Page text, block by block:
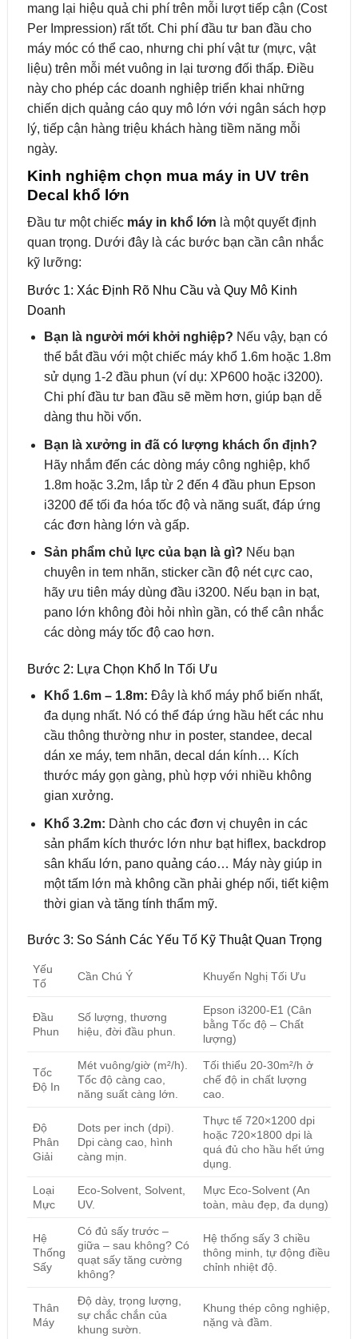
mang lại hiệu quả chi phí trên mỗi lượt tiếp cận (Cost
Per Impression) rất tốt. Chi phí đầu tư ban đầu cho
máy móc có thể cao, nhưng chi phí vật tư (mực, vật
liệu) trên mỗi mét vuông in lại tương đối thấp. Điều
này cho phép các doanh nghiệp triển khai những
chiến dịch quảng cáo quy mô lớn với ngân sách hợp
lý, tiếp cận hàng triệu khách hàng tiềm năng mỗi
ngày.
Kinh nghiệm chọn mua máy in UV trên
Decal khổ lớn
Đầu tư một chiếc máy in khổ lớn là một quyết định
quan trọng. Dưới đây là các bước bạn cần cân nhắc
kỹ lưỡng:
Bước 1: Xác Định Rõ Nhu Cầu và Quy Mô Kinh
Doanh
Bạn là người mới khởi nghiệp? Nếu vậy, bạn có
thể bắt đầu với một chiếc máy khổ 1.6m hoặc 1.8m
sử dụng 1-2 đầu phun (ví dụ: XP600 hoặc i3200).
Chi phí đầu tư ban đầu sẽ mềm hơn, giúp bạn dễ
dàng thu hồi vốn.
Bạn là xưởng in đã có lượng khách ổn định?
Hãy nhắm đến các dòng máy công nghiệp, khổ
1.8m hoặc 3.2m, lắp từ 2 đến 4 đầu phun Epson
i3200 để tối đa hóa tốc độ và năng suất, đáp ứng
các đơn hàng lớn và gấp.
Sản phẩm chủ lực của bạn là gì? Nếu bạn
chuyên in tem nhãn, sticker cần độ nét cực cao,
hãy ưu tiên máy dùng đầu i3200. Nếu bạn in bạt,
pano lớn không đòi hỏi nhìn gần, có thể cân nhắc
các dòng máy tốc độ cao hơn.
Bước 2: Lựa Chọn Khổ In Tối Ưu
Khổ 1.6m – 1.8m: Đây là khổ máy phổ biến nhất,
đa dụng nhất. Nó có thể đáp ứng hầu hết các nhu
cầu thông thường như in poster, standee, decal
dán xe máy, tem nhãn, decal dán kính… Kích
thước máy gọn gàng, phù hợp với nhiều không
gian xưởng.
Khổ 3.2m: Dành cho các đơn vị chuyên in các
sản phẩm kích thước lớn như bạt hiflex, backdrop
sân khấu lớn, pano quảng cáo… Máy này giúp in
một tấm lớn mà không cần phải ghép nối, tiết kiệm
thời gian và tăng tính thẩm mỹ.
Bước 3: So Sánh Các Yếu Tố Kỹ Thuật Quan Trọng
Yếu
Tố
Cần Chú Ý Khuyến Nghị Tối Ưu
Đầu
Phun
Số lượng, thương
hiệu, đời đầu phun.
Epson i3200-E1 (Cân
bằng Tốc độ – Chất
lượng)
Tốc
Độ In
Mét vuông/giờ (m²/h).
Tốc độ càng cao,
năng suất càng lớn.
Tối thiểu 20-30m²/h ở
chế độ in chất lượng
cao.
Độ
Phân
Giải
Dots per inch (dpi).
Dpi càng cao, hình
càng mịn.
Thực tế 720×1200 dpi
hoặc 720×1800 dpi là
quá đủ cho hầu hết ứng
dụng.
Loại
Mực
Eco-Solvent, Solvent,
UV.
Mực Eco-Solvent (An
toàn, màu đẹp, đa dụng)
Hệ
Thống
Sấy
Có đủ sấy trước –
giữa – sau không? Có
quạt sấy tăng cường
không?
Hệ thống sấy 3 chiều
thông minh, tự động điều
chỉnh nhiệt độ.
Thân
Máy
Độ dày, trọng lượng,
sự chắc chắn của
khung sườn.
Khung thép công nghiệp,
nặng và đầm.